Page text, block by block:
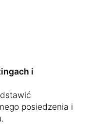
i
posiedzenia i